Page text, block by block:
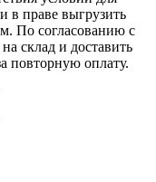
в праве выгрузить
По согласованию с
склад и доставить
повторную оплату.